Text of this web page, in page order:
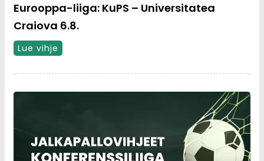
Eurooppa-liiga: KuPS – Universitatea
Craiova 6.8.
Lue vihje